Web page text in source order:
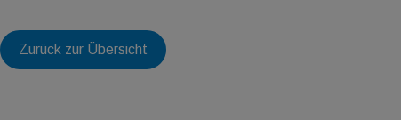
Zurück zur Übersicht